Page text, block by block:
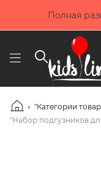
"Категории
"Набор подгузников